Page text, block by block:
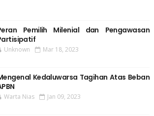
Pemilih Milenial dan Pengawasan
Unknown Mar 18, 2023
Kedaluwarsa Tagihan Atas Beban
Warta Nias Jan 09, 2023